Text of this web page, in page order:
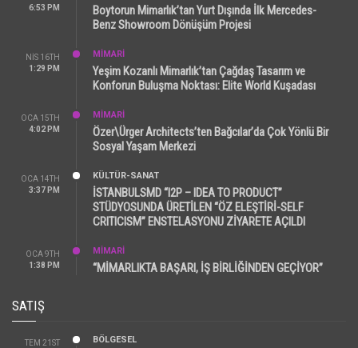
6:53 PM
Boytorun Mimarlık’tan Yurt Dışında İlk Mercedes-
Benz Showroom Dönüşüm Projesi
NIS 16TH
1:29 PM
MİMARİ
Yeşim Kozanlı Mimarlık’tan Çağdaş Tasarım ve
Konforun Buluşma Noktası: Elite World Kuşadası
OCA 15TH
4:02 PM
MİMARİ
Özer\Ürger Architects’ten Bağcılar’da Çok Yönlü Bir
Sosyal Yaşam Merkezi
OCA 14TH
3:37 PM
KÜLTÜR-SANAT
İSTANBULSMD “I2P – IDEA TO PRODUCT”
STÜDYOSUNDA ÜRETİLEN “ÖZ ELEŞTİRİ-SELF
CRITICISM” ENSTELASYONU ZİYARETE AÇILDI
OCA 9TH
1:38 PM
MİMARİ
“MİMARLIKTA BAŞARI, İŞ BİRLİĞİNDEN GEÇİYOR”
SATIŞ
TEM 21ST
BÖLGESEL